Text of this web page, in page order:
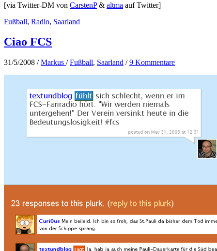
[via Twitter-DM von CarstenP& altma auf Twitter]
Fußball, Radio, Saarland
Ciao FCS
31/5/2008 /Markus /Fußball, Saarland /9 Kommentare